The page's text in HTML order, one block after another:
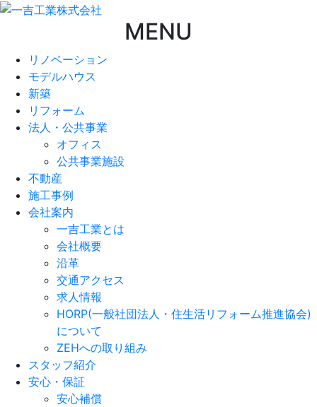
MENU
リノベーション
モデルハウス
新築
リフォーム
法人・公共事業
オフィス
公共事業施設
不動産
施工事例
会社案内
一吉工業とは
会社概要
沿革
交通アクセス
求人情報
HORP(一般社団法人・住生活リフォーム推進協会)
について
ZEHへの取り組み
スタッフ紹介
安心・保証
安心補償